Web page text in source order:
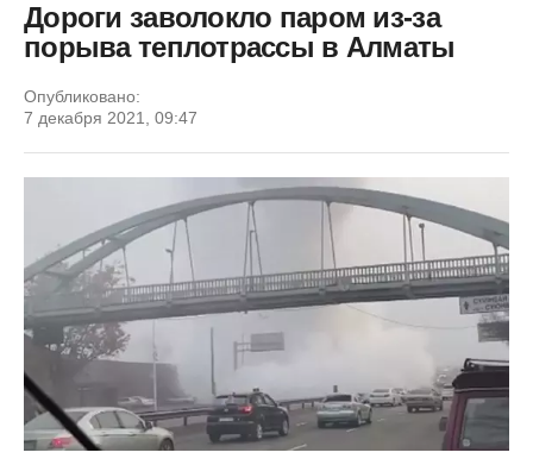
Дороги заволокло паром из-за
порыва теплотрассы в Алматы
Опубликовано:
7 декабря 2021, 09:47